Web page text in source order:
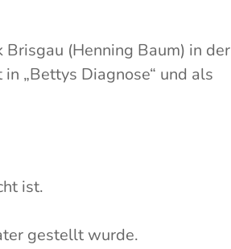
(Henning Baum) in der
„Bettys Diagnose“ und als
ist.
gestellt wurde.